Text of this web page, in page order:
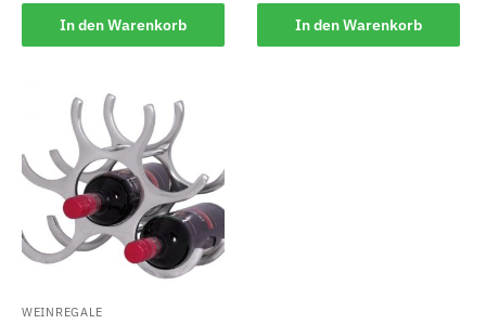
In den Warenkorb In den Warenkorb
WEINREGALE